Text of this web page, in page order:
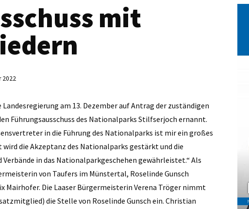
mit
2022
am 13. Dezember auf Antrag der zuständigen
Führungsausschuss des Nationalparks Stilfserjoch ernannt.
in die Führung des Nationalparks ist mir ein großes
die Akzeptanz des Nationalparks gestärkt und die
in das Nationalparkgeschehen gewährleistet.“ Als
von Taufers im Münstertal, Roselinde Gunsch
Die Laaser Bürgermeisterin Verena Tröger nimmt
die Stelle von Roselinde Gunsch ein. Christian